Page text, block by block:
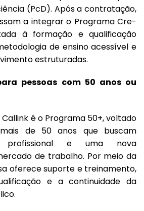
(PcD). Após a contratação,
a integrar o Programa Cre-
à formação e qualificação
de ensino acessível e
estruturadas.
pessoas com 50 anos ou
é o Programa 50+, voltado
de 50 anos que buscam
profissional e uma nova
de trabalho. Por meio da
oferece suporte e treinamento,
e a continuidade da